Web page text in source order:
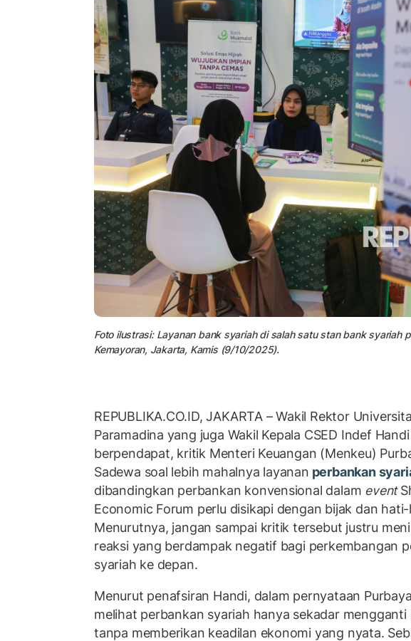
Foto ilustrasi: Layanan bank syariah di salah satu stan bank syariah
Kemayoran, Jakarta, Kamis (9/10/2025).
REPUBLIKA.CO.ID, JAKARTA – Wakil Rektor
Paramadina yang juga Wakil Kepala CSED Indef Handi
berpendapat, kritik Menteri Keuangan (Menkeu)
Sadewa soal lebih mahalnya layanan perbankan
dibandingkan perbankan konvensional dalam event
Economic Forum perlu disikapi dengan bijak dan
Menurutnya, jangan sampai kritik tersebut justru
reaksi yang berdampak negatif bagi perkembangan
syariah ke depan.
Menurut penafsiran Handi, dalam pernyataan
melihat perbankan syariah hanya sekadar mengganti
tanpa memberikan keadilan ekonomi yang nyata.